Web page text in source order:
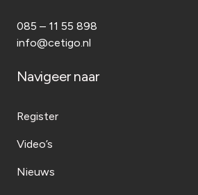
085 – 11 55 898
info@cetigo.nl
Navigeer naar
Register
Video’s
Nieuws